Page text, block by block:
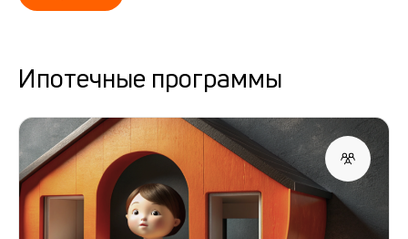
Ипотечные программы